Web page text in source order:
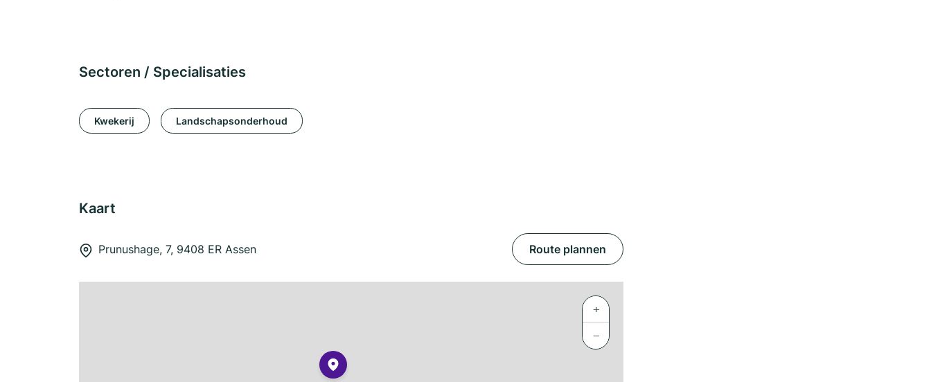
Sectoren / Specialisaties
Kwekerij Landschapsonderhoud
Kaart
Prunushage, 7, 9408 ER Assen Route plannen
+
−